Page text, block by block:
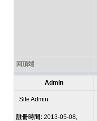
回頂端
Admin
Site Admin
註冊時間: 2013-05-08,